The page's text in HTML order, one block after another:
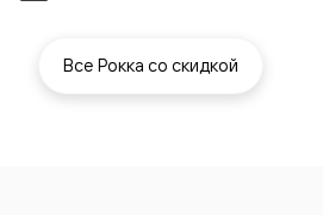
Все Рокка со скидкой